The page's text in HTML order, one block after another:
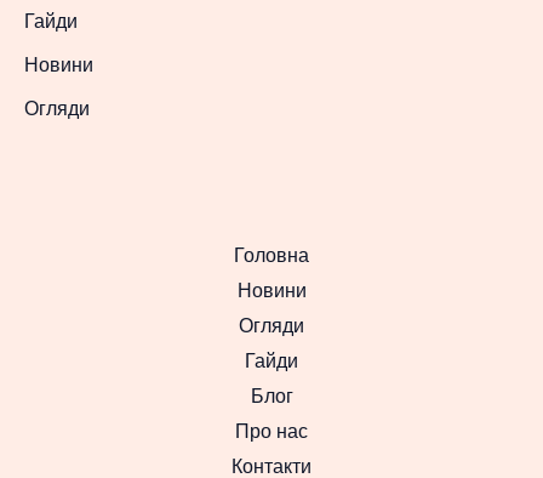
Гайди
Новини
Огляди
Головна
Новини
Огляди
Гайди
Блог
Про нас
Контакти